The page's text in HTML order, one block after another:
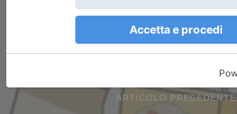
ARTICOLO PRECEDENTE